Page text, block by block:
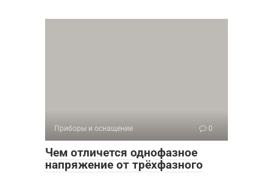
Приборы и оснащение 0
Чем отличется однофазное
напряжение от трёхфазного